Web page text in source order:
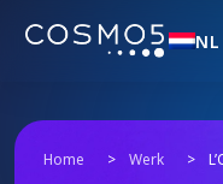
NL
Home > Werk >